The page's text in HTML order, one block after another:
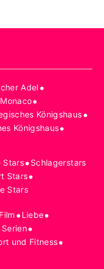
Adel•
•
Königshaus•
Königshaus•
Stars•Schlagerstars
Stars•
Stars
•Liebe•
Serien•
und Fitness•